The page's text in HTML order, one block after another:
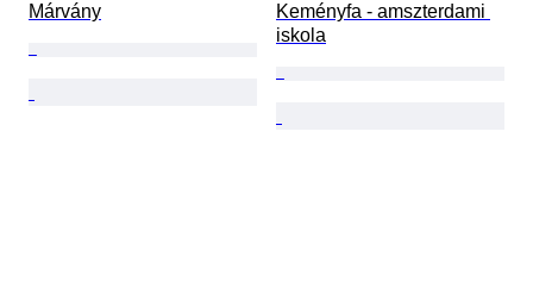
Márvány
Keményfa - amszterdami
iskola